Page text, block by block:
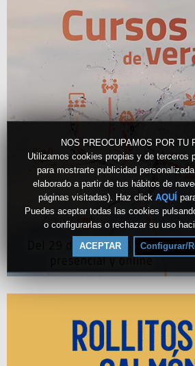
NOS PREOCUPAMOS POR TU
Utilizamos cookies propias y de terceros
para mostrarte publicidad
elaborado a partir de tus hábitos de
páginas visitadas). Haz click AQUÍ
Puedes aceptar todas las cookies
o configurarlas o rechazar su uso
ACEPTAR Configurar/